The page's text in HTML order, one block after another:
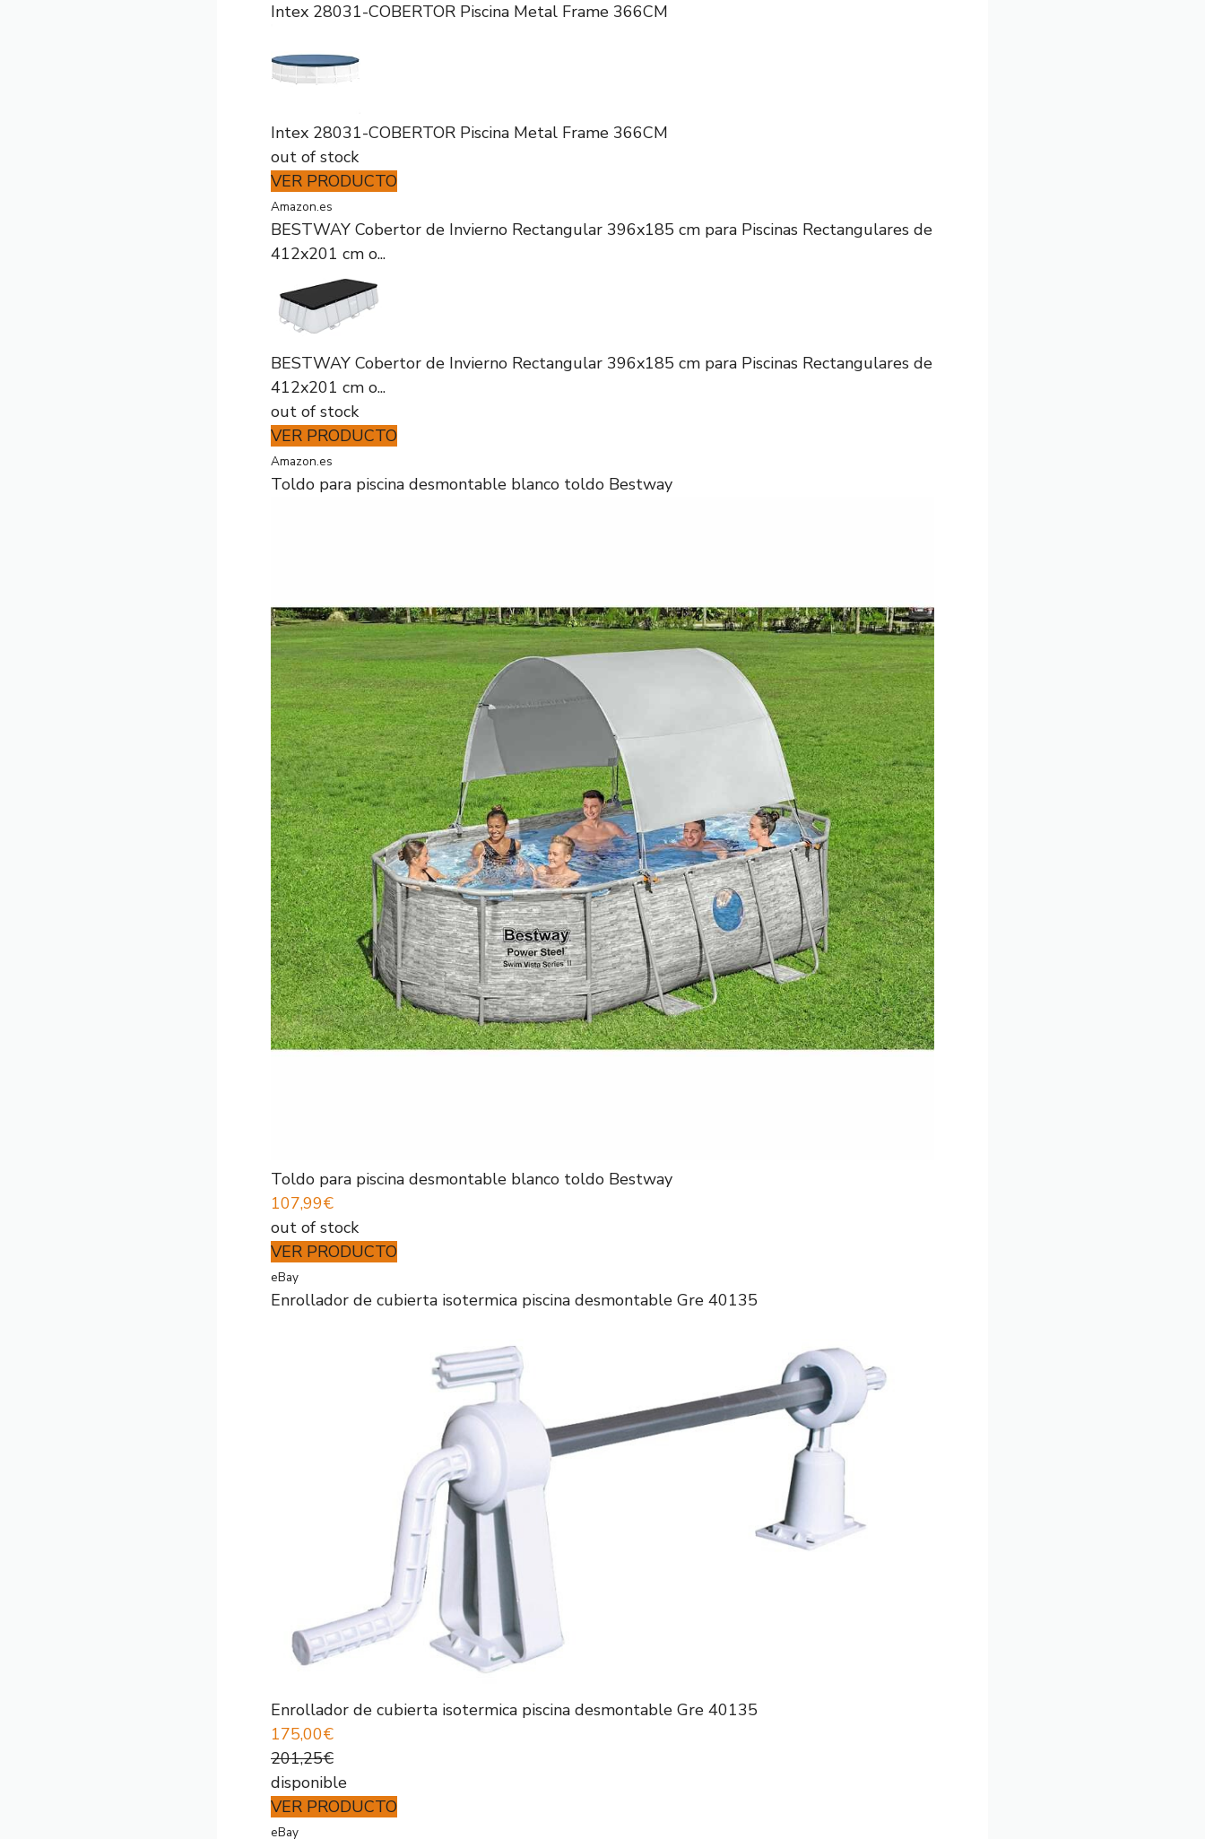
Intex 28031-COBERTOR Piscina Metal Frame 366CM
Intex 28031-COBERTOR Piscina Metal Frame 366CM
out of stock
VER PRODUCTO
Amazon.es
BESTWAY Cobertor de Invierno Rectangular 396x185 cm para Piscinas Rectangulares de
412x201 cm o...
BESTWAY Cobertor de Invierno Rectangular 396x185 cm para Piscinas Rectangulares de
412x201 cm o...
out of stock
VER PRODUCTO
Amazon.es
Toldo para piscina desmontable blanco toldo Bestway
Toldo para piscina desmontable blanco toldo Bestway
107,99€
out of stock
VER PRODUCTO
eBay
Enrollador de cubierta isotermica piscina desmontable Gre 40135
Enrollador de cubierta isotermica piscina desmontable Gre 40135
175,00€
201,25€
disponible
VER PRODUCTO
eBay